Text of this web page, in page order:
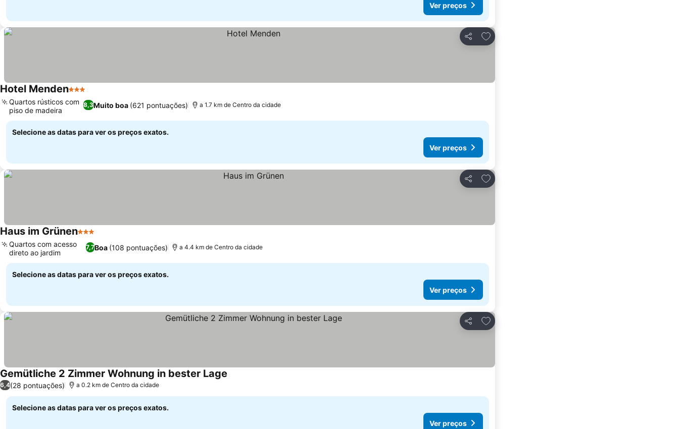
Ver preços
Partilhar
Adicionar aos favoritos
Hotel Menden3 Estrelas
8,3Muito boa (621 pontuações)
Quartos rústicos com
piso de madeira
a 1.7 km de Centro da cidade
Selecione as datas para ver os preços exatos.
Ver preços
Partilhar
Adicionar aos favoritos
Haus im Grünen3 Estrelas
7,7Boa (108 pontuações)
Quartos com acesso
direto ao jardim
a 4.4 km de Centro da cidade
Selecione as datas para ver os preços exatos.
Ver preços
Partilhar
Adicionar aos favoritos
Gemütliche 2 Zimmer Wohnung in bester Lage
6,4(28 pontuações) a 0.2 km de Centro da cidade
Selecione as datas para ver os preços exatos.
Ver preços